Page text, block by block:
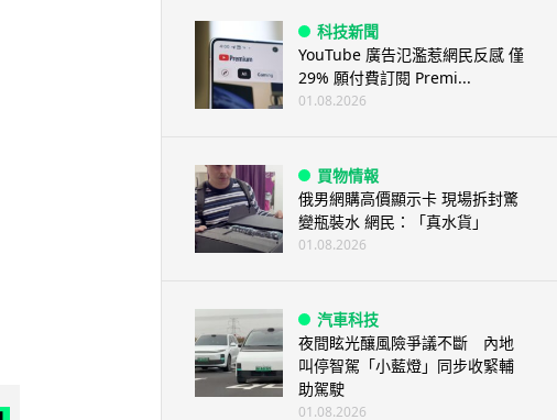
科技新聞
YouTube 廣告氾濫惹網民反感 僅
29% 願付費訂閱 Premi...
01.08.2026
買物情報
俄男網購高價顯示卡 現場拆封驚
變瓶裝水 網民：「真水貨」
01.08.2026
汽車科技
夜間眩光釀風險爭議不斷 內地
叫停智駕「小藍燈」同步收緊輔
助駕駛
01.08.2026